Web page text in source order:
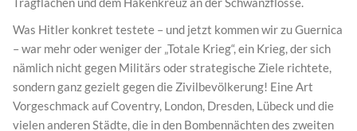
Was Hitler konkret testete – und jetzt kommen wir zu Guernica
– war mehr oder weniger der „Totale Krieg“, ein Krieg, der sich
nämlich nicht gegen Militärs oder strategische Ziele richtete,
sondern ganz gezielt gegen die Zivilbevölkerung! Eine Art
Vorgeschmack auf Coventry, London, Dresden, Lübeck und die
vielen anderen Städte, die in den Bombennächten des zweiten